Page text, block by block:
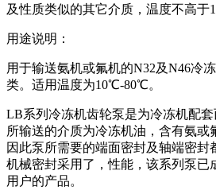
及性质类似的其它介质，温度不高于
用途说明：
用于输送氨机或氟机的N32及N46冷
类。适用温度为10℃-80℃。
LB系列冷冻机齿轮泵是为冷冻机配
所输送的介质为冷冻机油，含有氨或
因此泵所需要的端面密封及轴端密封
机械密封采用了，性能，该系列泵已
用户的产品。